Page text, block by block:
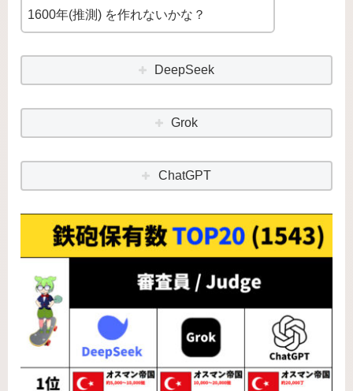
1600年(推測) を作れないかな？
DeepSeek
Grok
ChatGPT